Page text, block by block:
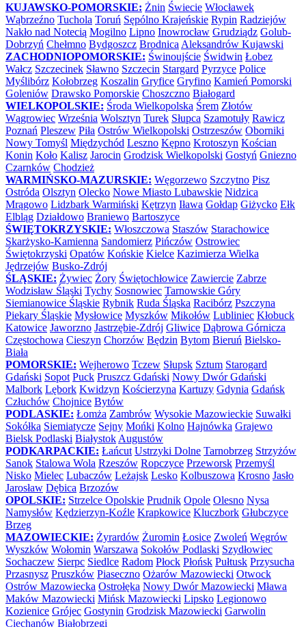
KUJAWSKO-POMORSKIE: Żnin Świecie Włocławek
Wąbrzeźno Tuchola Toruń Sępólno Krajeńskie Rypin Radziejów
Nakło nad Notecią Mogilno Lipno Inowrocław Grudziądz Golub-
Dobrzyń Chełmno Bydgoszcz Brodnica Aleksandrów Kujawski
ZACHODNIOPOMORSKIE: Świnoujście Świdwin Łobez
Wałcz Szczecinek Sławno Szczecin Stargard Pyrzyce Police
Myślibórz Kołobrzeg Koszalin Gryfice Gryfino Kamień Pomorski
Goleniów Drawsko Pomorskie Choszczno Białogard
WIELKOPOLSKIE: Środa Wielkopolska Śrem Złotów
Wągrowiec Września Wolsztyn Turek Słupca Szamotuły Rawicz
Poznań Pleszew Piła Ostrów Wielkopolski Ostrzeszów Oborniki
Nowy Tomyśl Międzychód Leszno Kępno Krotoszyn Kościan
Konin Koło Kalisz Jarocin Grodzisk Wielkopolski Gostyń Gniezno
Czarnków Chodzież
WARMIŃSKO-MAZURSKIE: Węgorzewo Szczytno Pisz
Ostróda Olsztyn Olecko Nowe Miasto Lubawskie Nidzica
Mrągowo Lidzbark Warmiński Kętrzyn Iława Gołdap Giżycko Ełk
Elbląg Działdowo Braniewo Bartoszyce
ŚWIĘTOKRZYSKIE: Włoszczowa Staszów Starachowice
Skarżysko-Kamienna Sandomierz Pińczów Ostrowiec
Świętokrzyski Opatów Końskie Kielce Kazimierza Wielka
Jędrzejów Busko-Zdrój
ŚLĄSKIE: Żywiec Żory Świętochłowice Zawiercie Zabrze
Wodzisław Śląski Tychy Sosnowiec Tarnowskie Góry
Siemianowice Śląskie Rybnik Ruda Śląska Racibórz Pszczyna
Piekary Śląskie Mysłowice Myszków Mikołów Lubliniec Kłobuck
Katowice Jaworzno Jastrzębie-Zdrój Gliwice Dąbrowa Górnicza
Częstochowa Cieszyn Chorzów Będzin Bytom Bieruń Bielsko-
Biała
POMORSKIE: Wejherowo Tczew Słupsk Sztum Starogard
Gdański Sopot Puck Pruszcz Gdański Nowy Dwór Gdański
Malbork Lębork Kwidzyn Kościerzyna Kartuzy Gdynia Gdańsk
Człuchów Chojnice Bytów
PODLASKIE: Łomża Zambrów Wysokie Mazowieckie Suwałki
Sokółka Siemiatycze Sejny Mońki Kolno Hajnówka Grajewo
Bielsk Podlaski Białystok Augustów
PODKARPACKIE: Łańcut Ustrzyki Dolne Tarnobrzeg Strzyżów
Sanok Stalowa Wola Rzeszów Ropczyce Przeworsk Przemyśl
Nisko Mielec Lubaczów Leżajsk Lesko Kolbuszowa Krosno Jasło
Jarosław Dębica Brzozów
OPOLSKIE: Strzelce Opolskie Prudnik Opole Olesno Nysa
Namysłów Kędzierzyn-Koźle Krapkowice Kluczbork Głubczyce
Brzeg
MAZOWIECKIE: Żyrardów Żuromin Łosice Zwoleń Węgrów
Wyszków Wołomin Warszawa Sokołów Podlaski Szydłowiec
Sochaczew Sierpc Siedlce Radom Płock Płońsk Pułtusk Przysucha
Przasnysz Pruszków Piaseczno Ożarów Mazowiecki Otwock
Ostrów Mazowiecka Ostrołęka Nowy Dwór Mazowiecki Mława
Maków Mazowiecki Mińsk Mazowiecki Lipsko Legionowo
Kozienice Grójec Gostynin Grodzisk Mazowiecki Garwolin
Ciechanów Białobrzegi